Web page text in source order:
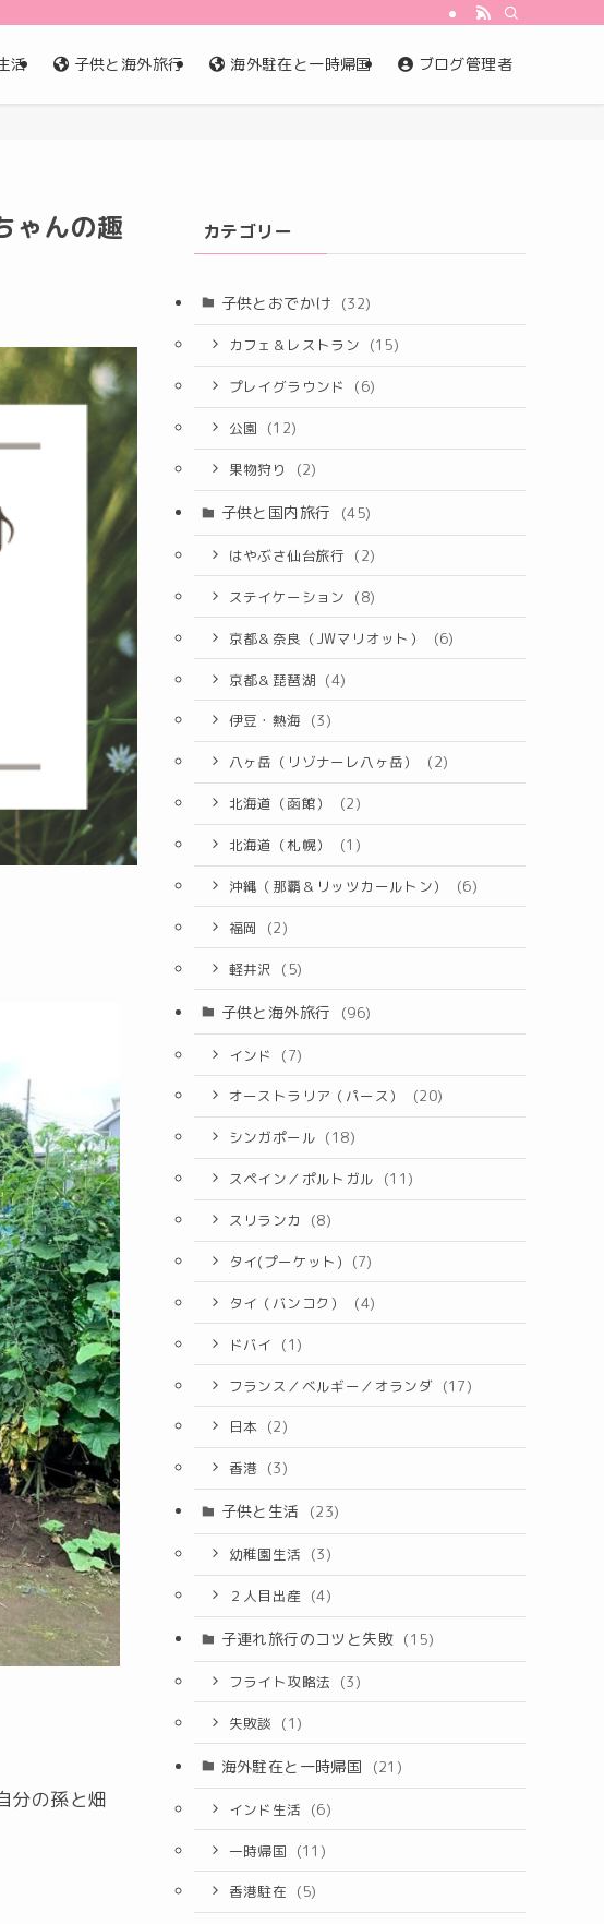
活 子供と海外旅行 海外駐在と一時帰国 ブログ管理者
ゃんの趣
分の孫と畑
カテゴリー
子供とおでかけ (32)
カフェ＆レストラン (15)
プレイグラウンド (6)
公園 (12)
果物狩り (2)
子供と国内旅行 (45)
はやぶさ仙台旅行 (2)
ステイケーション (8)
京都＆奈良（JWマリオット） (6)
京都＆琵琶湖 (4)
伊豆・熱海 (3)
八ヶ岳（リゾナーレ八ヶ岳） (2)
北海道（函館） (2)
北海道（札幌） (1)
沖縄（那覇＆リッツカールトン） (6)
福岡 (2)
軽井沢 (5)
子供と海外旅行 (96)
インド (7)
オーストラリア（パース） (20)
シンガポール (18)
スペイン／ポルトガル (11)
スリランカ (8)
タイ(プーケット) (7)
タイ（バンコク） (4)
ドバイ (1)
フランス／ベルギー／オランダ (17)
日本 (2)
香港 (3)
子供と生活 (23)
幼稚園生活 (3)
２人目出産 (4)
子連れ旅行のコツと失敗 (15)
フライト攻略法 (3)
失敗談 (1)
海外駐在と一時帰国 (21)
インド生活 (6)
一時帰国 (11)
香港駐在 (5)